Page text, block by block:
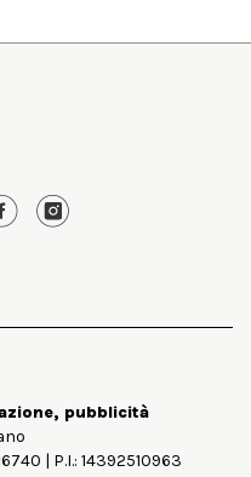
pubblicità
| P.I.: 14392510963